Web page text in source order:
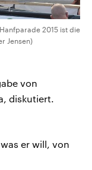
2015 ist die
Jensen)
von
diskutiert.
er will, von